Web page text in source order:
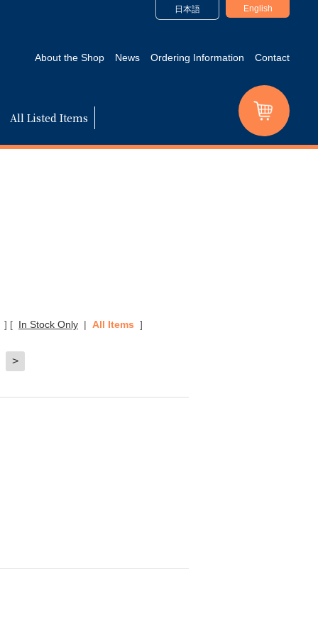
日本語 English
About the Shop News Ordering Information Contact
All Listed Items
[ In Stock Only | All Items ]
>